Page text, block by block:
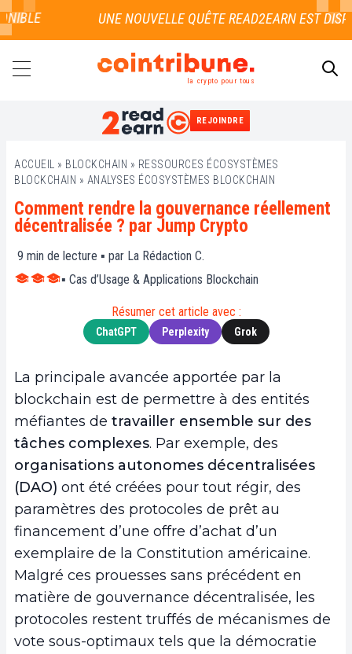
la crypto pour tous
REJOINDRE
ACCUEIL » BLOCKCHAIN » RESSOURCES ÉCOSYSTÈMES
BLOCKCHAIN » ANALYSES ÉCOSYSTÈMES BLOCKCHAIN
Comment rendre la gouvernance réellement
décentralisée ? par Jump Crypto
9 min de lecture ▪ par La Rédaction C.
▪ Cas d’Usage & Applications Blockchain
Résumer cet article avec :
ChatGPT Perplexity Grok
La principale avancée apportée par la
blockchain est de permettre à des entités
méfiantes de travailler ensemble sur des
tâches complexes. Par exemple, des
organisations autonomes décentralisées
(DAO) ont été créées pour tout régir, des
paramètres des protocoles de prêt au
financement d’une offre d’achat d’un
exemplaire de la Constitution américaine.
Malgré ces prouesses sans précédent en
matière de gouvernance décentralisée, les
protocoles restent truffés de mécanismes de
vote sous-optimaux tels que la démocratie